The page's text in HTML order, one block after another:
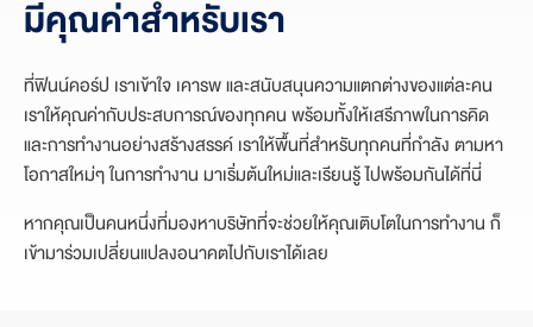
มีคุณค่าสำหรับเรา
ที่ฟินน์คอร์ป เราเข้าใจ เคารพ และสนับสนุนความแตกต่างของแต่ละคน
เราให้คุณค่ากับประสบการณ์ของทุกคน พร้อมทั้งให้เสรีภาพในการคิด
และการทำงานอย่างสร้างสรรค์ เราให้พื้นที่สำหรับทุกคนที่กำลัง ตามหา
โอกาสใหม่ๆ ในการทำงาน มาเริ่มต้นใหม่และเรียนรู้ ไปพร้อมกันได้ที่นี่
หากคุณเป็นคนหนึ่งที่มองหาบริษัทที่จะช่วยให้คุณเติบโตในการทำงาน ก็
เข้ามาร่วมเปลี่ยนแปลงอนาคตไปกับเราได้เลย